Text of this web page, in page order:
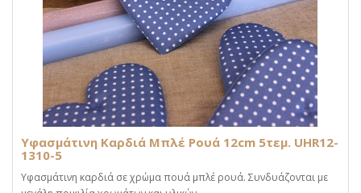
Υφασμάτινη Καρδιά Μπλέ Ρουά 12cm 5τεμ. UHR12-
1310-5
Υφασμάτινη καρδιά σε χρώμα πουά μπλέ ρουά. Συνδυάζονται με